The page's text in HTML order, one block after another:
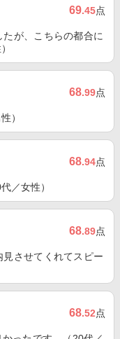
69.45点
が、こちらの都合に
68.99点
）
68.94点
／女性）
68.89点
させてくれてスピー
68.52点